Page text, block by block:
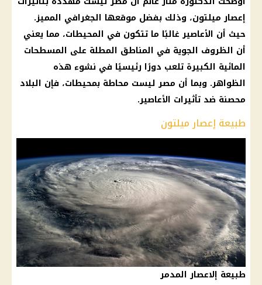
إعصار ميلتون، وذلك بفضل موقعها الجغرافي المميز.
حيث أن الأعاصير غالبًا ما تتكون في المحيطات، مما يعني
أن الظروف الجوية في المناطق المطلة على المسطحات
المائية الكبيرة تلعب دورًا رئيسيًا في نشوء هذه
الظواهر. وبما أن مصر ليست محاطة بمحيطات، فإن البلاد
محصنة ضد تأثيرات الأعاصير.
طبيعة إعصار ميلتون
طبيعة إلاعصار المدمر